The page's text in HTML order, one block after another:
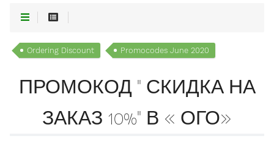
Ordering Discount Promocodes June 2020
ПРОМОКОД " СКИДКА НА
ЗАКАЗ 10%" В « ОГО»